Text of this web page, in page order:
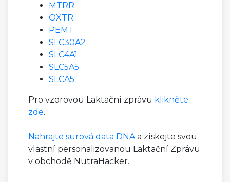
MTRR
OXTR
PEMT
SLC30A2
SLC4A1
SLC5A5
SLCA5
Pro vzorovou Laktační zprávu klikněte
zde.
Nahrajte surová data DNAa získejte svou
vlastní personalizovanou Laktační Zprávu
v obchodě NutraHacker.